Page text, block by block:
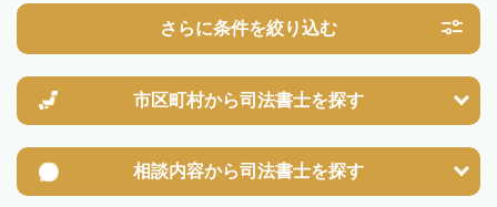
さらに条件を絞り込む
市区町村から司法書士を探す
相談内容から司法書士を探す